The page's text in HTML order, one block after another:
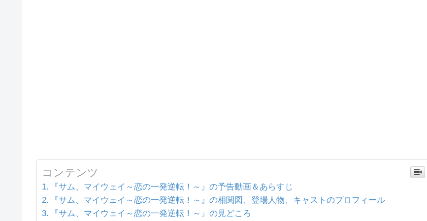
コンテンツ
『サム、マイウェイ～恋の一発逆転！～』の予告動画＆あらすじ
『サム、マイウェイ～恋の一発逆転！～』の相関図、登場人物、キャストのプロフィール
『サム、マイウェイ～恋の一発逆転！～』の見どころ